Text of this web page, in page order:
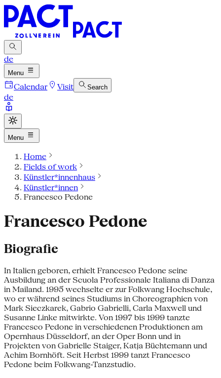
de
Menu
Calendar Visit Search
de
Menu
Home
Fields of work
Künstler*innenhaus
Künstler*innen
Francesco Pedone
Francesco Pedone
Biografie
In Italien geboren, erhielt Francesco Pedone seine
Ausbildung an der Scuola Professionale Italiana di Danza
in Mailand. 1995 wechselte er zur Folkwang Hochschule,
wo er während seines Studiums in Choreographien von
Mark Sieczkarek, Gabrio Gabrielli, Carla Maxwell und
Susanne Linke mitwirkte. Von 1997 bis 1999 tanzte
Francesco Pedone in verschiedenen Produktionen am
Opernhaus Düsseldorf, an der Oper Bonn und in
Projekten von Gabrielle Staiger, Katja Büchtemann und
Achim Bornhöft. Seit Herbst 1999 tanzt Francesco
Pedone beim Folkwang-Tanzstudio.